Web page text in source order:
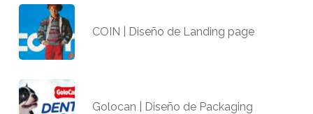
COIN | Diseño de Landing page
Golocan | Diseño de Packaging